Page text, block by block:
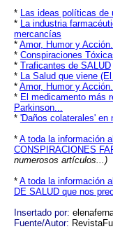
*
Las ideas políticas
*
La industria
mercancías
* Amor, Humor y Acción...
* Conspiraciones
* Traficantes de SALUD
*
La Salud que viene
* Amor, Humor y Acción...
* El medicamento más
Parkinson...
* 'Daños colaterales' en
* A toda la información
CONSPIRACIONES
numerosos artículos...)
* A toda la información
DE SALUD que nos
Insertado por:
Fuente/Autor: